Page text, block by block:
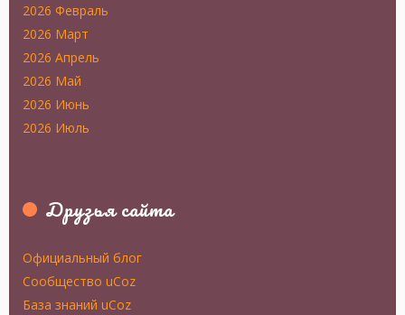
2026 Февраль
2026 Март
2026 Апрель
2026 Май
2026 Июнь
2026 Июль
Друзья сайта
Официальный блог
Сообщество uCoz
База знаний uCoz